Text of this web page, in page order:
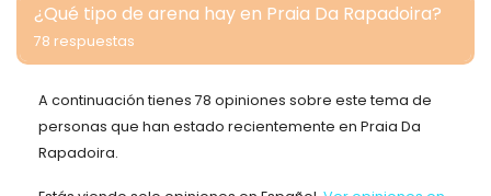
¿Qué tipo de arena hay en Praia Da Rapadoira?
78 respuestas
A continuación tienes 78 opiniones sobre este tema de
personas que han estado recientemente en Praia Da
Rapadoira.